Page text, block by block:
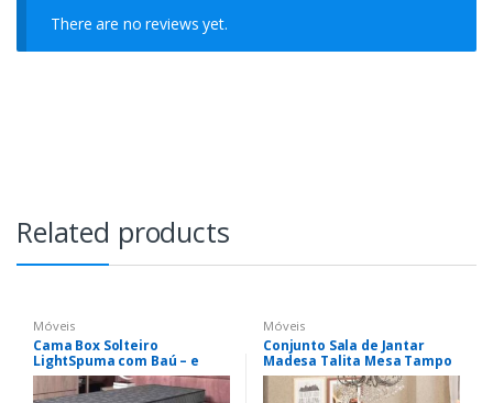
There are no reviews yet.
Related products
Móveis
Cama Box Solteiro
LightSpuma com Baú – e
Cama Auxiliar 55x88x188cm
Lady
Móveis
Conjunto Sala de Jantar
Madesa Talita Mesa Tampo
de Madeira com 4 Cadeiras